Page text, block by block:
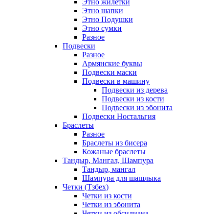
Этно жилетки
Этно шапки
Этно Подушки
Этно сумки
Разное
Подвески
Разное
Армянские буквы
Подвески маски
Подвески в машину
Подвески из дерева
Подвески из кости
Подвески из эбонита
Подвески Ностальгия
Браслеты
Разное
Браслеты из бисера
Кожаные браслеты
Тандыр, Мангал, Шампура
Тандыр, мангал
Шампура для шашлыка
Четки (Тзбех)
Четки из кости
Четки из эбонита